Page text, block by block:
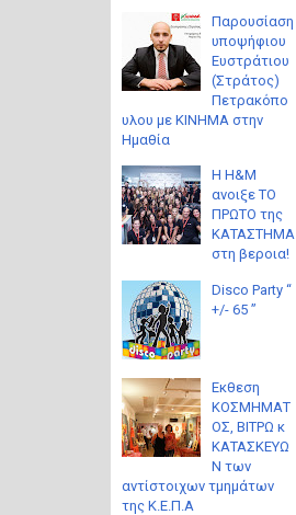
Παρουσίαση
υποψήφιου
Ευστράτιου
(Στράτος)
Πετρακόπο
υλου με ΚΙΝΗΜΑ στην
Ημαθία
Η H&M
ανοιξε ΤΟ
ΠΡΩΤΟ της
ΚΑΤΑΣΤΗΜΑ
στη βεροια!
Disco Party “
+/- 65 ”
Eκθεση
ΚΟΣΜΗΜΑΤ
ΟΣ, ΒΙΤΡΩ κ
ΚΑΤΑΣΚΕΥΩ
Ν των
αντίστοιχων τμημάτων
της Κ.Ε.Π.Α